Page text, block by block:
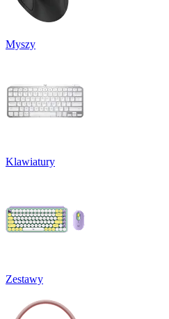
Myszy
Klawiatury
Zestawy